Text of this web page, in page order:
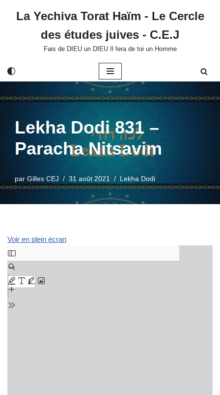
La Yechiva Torat Haïm - Le Cercle
des études juives - C.E.J
Fais de DIEU un DIEU Il fera de toi un Homme
Lekha Dodi 831 –
Paracha Nitsavim
par Gilles CEJ 31 août 2021 Lekha Dodi
Voir en plein écran